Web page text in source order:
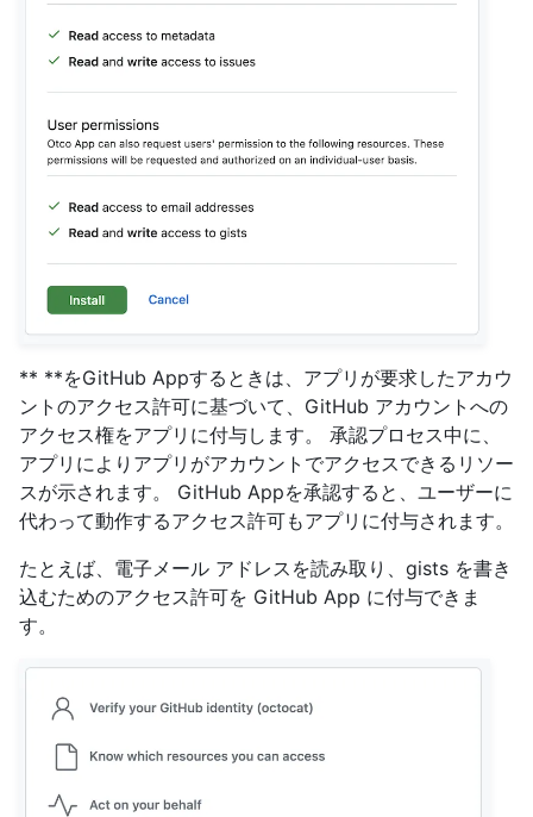
** **をGitHub Appするときは、アプリが要求したアカウ
ントのアクセス許可に基づいて、GitHub アカウントへの
アクセス権をアプリに付与します。 承認プロセス中に、
アプリによりアプリがアカウントでアクセスできるリソー
スが示されます。 GitHub Appを承認すると、ユーザーに
代わって動作するアクセス許可もアプリに付与されます。
たとえば、電子メール アドレスを読み取り、gists を書き
込むためのアクセス許可を GitHub App に付与できま
す。